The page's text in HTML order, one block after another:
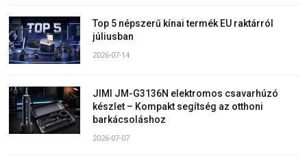
Top 5 népszerű kínai termék EU raktárról
júliusban
2026-07-14
JIMI JM-G3136N elektromos csavarhúzó
készlet – Kompakt segítség az otthoni
barkácsoláshoz
2026-07-07